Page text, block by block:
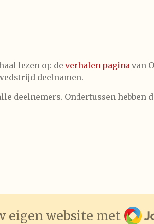
lezen op de verhalen pagina van
deelnamen.
deelnemers. Ondertussen hebben
eigen website met